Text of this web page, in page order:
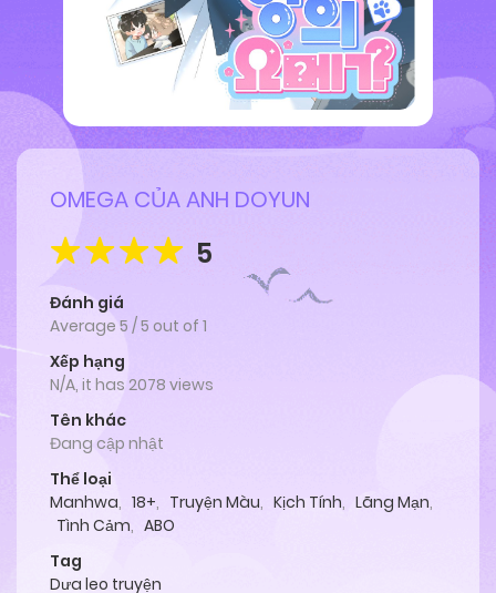
OMEGA CỦA ANH DOYUN
5
Đánh giá
Average 5 /5 out of 1
Xếp hạng
N/A, it has 2078 views
Tên khác
Đang cập nhật
Thể loại
Manhwa, 18+, Truyện Màu, Kịch Tính, Lãng Mạn,
Tình Cảm, ABO
Tag
Dưa leo truyện